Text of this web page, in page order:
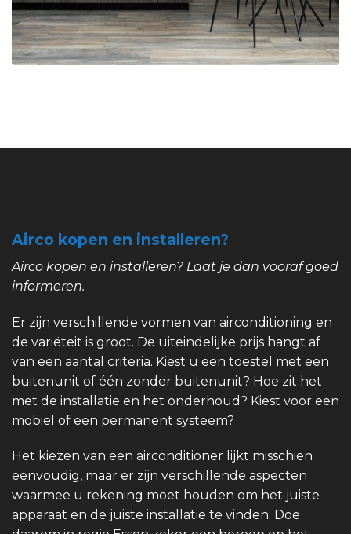
Airco kopen en installeren?
Airco kopen en installeren? Laat je dan vooraf goed
informeren.
Er zijn verschillende vormen van airconditioning en
de variëteit is groot. De uiteindelijke prijs hangt af
van een aantal criteria. Kiest u een toestel met een
buitenunit of één zonder buitenunit? Hoe zit het
met de installatie en het onderhoud? Kiest voor een
mobiel of een permanent systeem?
Het kiezen van een airconditioner lijkt misschien
eenvoudig, maar er zijn verschillende aspecten
waarmee u rekening moet houden om het juiste
apparaat en de juiste installatie te vinden. Doe